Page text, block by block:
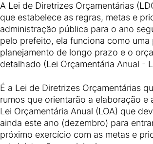
A Lei de Diretrizes Orçamentárias
que estabelece as regras, metas e
administração pública para o ano
pelo prefeito, ela funciona como uma
planejamento de longo prazo e o
detalhado (Lei Orçamentária Anual -
É a Lei de Diretrizes Orçamentárias
rumos que orientarão a elaboração e
Lei Orçamentária Anual (LOA) que
ainda este ano (dezembro) para
próximo exercício com as metas e